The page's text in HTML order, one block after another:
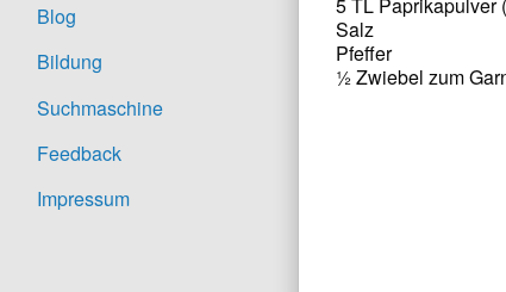
Blog
Bildung
Suchmaschine
Feedback
Impressum
Salz
Pfeffer
½ Zwiebel zum